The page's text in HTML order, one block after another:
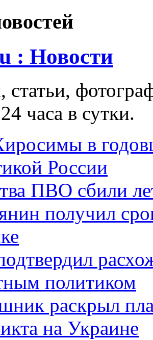
: Новости
статьи,
часа в сутки.
в
России
ПВО сбили
получил
политиком
раскрыл
на Украине